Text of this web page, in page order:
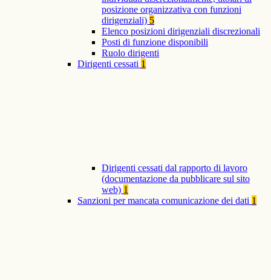
posizione organizzativa con funzioni
dirigenziali) 5
Elenco posizioni dirigenziali discrezionali
Posti di funzione disponibili
Ruolo dirigenti
Dirigenti cessati 1
Dirigenti cessati dal rapporto di lavoro
(documentazione da pubblicare sul sito
web) 1
Sanzioni per mancata comunicazione dei dati 1